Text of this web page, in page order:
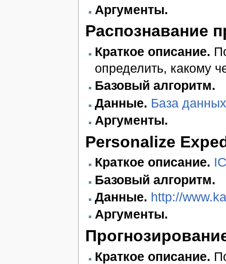
Аргументы.
Распознавание
Краткое описание.
определить, какому
Базовый алгоритм.
Данные. База
Аргументы.
Personalize
Краткое описание.
Базовый алгоритм.
Данные. http://
Аргументы.
Краткое описание.